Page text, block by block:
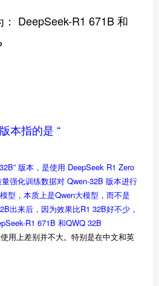
DeepSeek-R1 671B 和
本指的是 “
版本，是使用 DeepSeek R1 Zero
强化训练数据对 Qwen-32B 版本进行
型，本质上是Qwen大模型，而不是
出来后，因为效果比R1 32B好不少，
R1 671B 和QWQ 32B
用上差别并不大。特别是在中文和英